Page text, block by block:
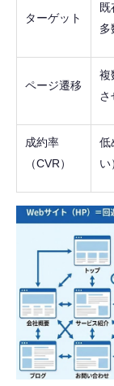
ターゲット
多
ページ遷移
複
さ
成約率
（CVR）
低
い